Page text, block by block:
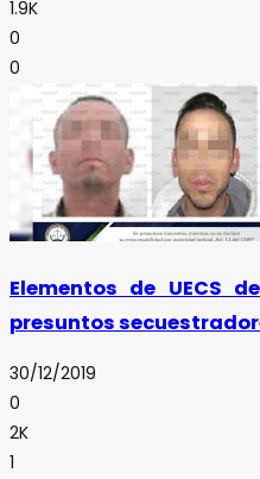
1.9K
0
0
Elementos de UECS
presuntos
30/12/2019
0
2K
1